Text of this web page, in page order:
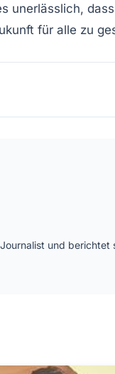
unerlässlich,
für alle zu
und